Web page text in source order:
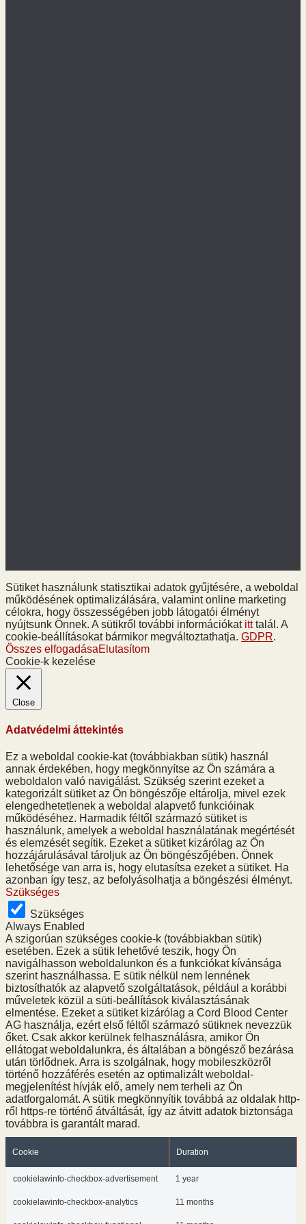
Sütiket használunk statisztikai adatok gyűjtésére, a weboldal
működésének optimalizálására, valamint online marketing
célokra, hogy összességében jobb látogatói élményt
nyújtsunk Önnek. A sütikről további információkat itttalál. A
cookie-beállításokat bármikor megváltoztathatja. GDPR.
Összes elfogadásaElutasítom
Cookie-k kezelése
Close
Adatvédelmi áttekintés
Ez a weboldal cookie-kat (továbbiakban sütik) használ
annak érdekében, hogy megkönnyítse az Ön számára a
weboldalon való navigálást. Szükség szerint ezeket a
kategorizált sütiket az Ön böngészője eltárolja, mivel ezek
elengedhetetlenek a weboldal alapvető funkcióinak
működéséhez. Harmadik féltől származó sütiket is
használunk, amelyek a weboldal használatának megértését
és elemzését segítik. Ezeket a sütiket kizárólag az Ön
hozzájárulásával tároljuk az Ön böngészőjében. Önnek
lehetősége van arra is, hogy elutasítsa ezeket a sütiket. Ha
azonban így tesz, az befolyásolhatja a böngészési élményt.
Szükséges
Szükséges
Always Enabled
A szigorúan szükséges cookie-k (továbbiakban sütik)
esetében. Ezek a sütik lehetővé teszik, hogy Ön
navigálhasson weboldalunkon és a funkciókat kívánsága
szerint használhassa. E sütik nélkül nem lennének
biztosíthatók az alapvető szolgáltatások, például a korábbi
műveletek közül a süti-beállítások kiválasztásának
elmentése. Ezeket a sütiket kizárólag a Cord Blood Center
AG használja, ezért első féltől származó sütiknek nevezzük
őket. Csak akkor kerülnek felhasználásra, amikor Ön
ellátogat weboldalunkra, és általában a böngésző bezárása
után törlődnek. Arra is szolgálnak, hogy mobileszközről
történő hozzáférés esetén az optimalizált weboldal-
megjelenítést hívják elő, amely nem terheli az Ön
adatforgalomát. A sütik megkönnyítik továbbá az oldalak http-
ről https-re történő átváltását, így az átvitt adatok biztonsága
továbbra is garantált marad.
Cookie Duration
cookielawinfo-checkbox-advertisement 1 year
cookielawinfo-checkbox-analytics 11 months